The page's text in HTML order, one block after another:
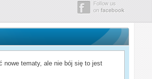
nowe tematy, ale nie bój się to jest